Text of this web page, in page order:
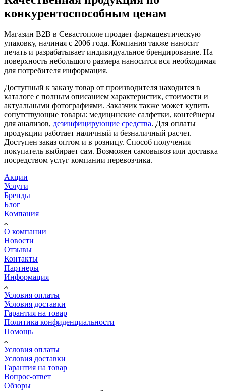
конкурентоспособным ценам
Магазин В2В в Севастополе продает фармацевтическую
упаковку, начиная с 2006 года. Компания также наносит
печать и разрабатывает индивидуальное брендирование. На
поверхность небольшого размера наносится вся необходимая
для потребителя информация.
Доступный к заказу товар от производителя находится в
каталоге с полным описанием характеристик, стоимости и
актуальными фотографиями. Заказчик также может купить
сопутствующие товары: медицинские салфетки, контейнеры
для анализов, дезинфицирующие средства. Для оплаты
продукции работает наличный и безналичный расчет.
Доступен заказ оптом и в розницу. Способ получения
покупатель выбирает сам. Возможен самовывоз или доставка
посредством услуг компании перевозчика.
Акции
Услуги
Бренды
Блог
Компания
О компании
Новости
Отзывы
Контакты
Партнеры
Информация
Условия оплаты
Условия доставки
Гарантия на товар
Политика конфиденциальности
Помощь
Условия оплаты
Условия доставки
Гарантия на товар
Вопрос-ответ
Обзоры